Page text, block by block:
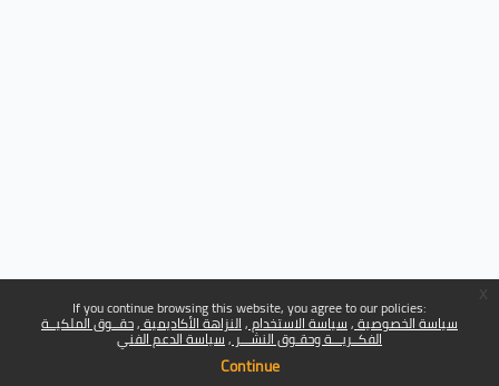
If you continue browsing this website, you agree to our policies:
سياسة الخصوصية سياسة الاستخدام النزاهة الأكاديمية حقــوق الملكيــة
الفكــريـــة وحقـوق النشـــر سياسة الدعم الفني
Continue